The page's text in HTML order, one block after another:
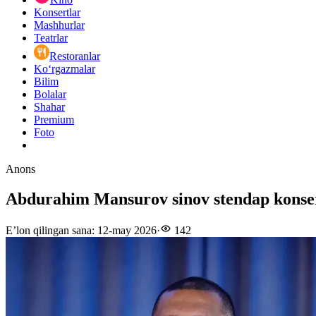
Konsertlar
Mashhurlar
Teatrlar
Restoranlar
Ko‘rgazmalar
Bilim
Bolalar
Shahar
Premium
Foto
Anons
Abdurahim Mansurov sinov stendap
E’lon qilingan sana: 12-may 2026· 142